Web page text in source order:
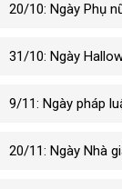
20/10: Ngày Phụ
31/10: Ngày
9/11: Ngày pháp
20/11: Ngày Nhà